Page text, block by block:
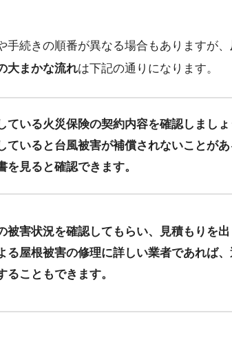
手続きの順番が異なる場合もありますが、
大まかな流れは下記の通りになります。
ている火災保険の契約内容を確認しましょ
ていると台風被害が補償されないことが
を見ると確認できます。
被害状況を確認してもらい、見積もりを
る屋根被害の修理に詳しい業者であれば
ることもできます。